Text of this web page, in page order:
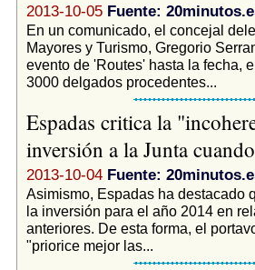
2013-10-05 Fuente:
En un comunicado, el concejal
Mayores y Turismo, Gregorio
evento de 'Routes' hasta la fecha,
3000 delgados procedentes...
Espadas critica la
inversión a la Junta
2013-10-04 Fuente:
Asimismo, Espadas ha destacado
la inversión para el año 2014 en
anteriores. De esta forma, el
"priorice mejor las...